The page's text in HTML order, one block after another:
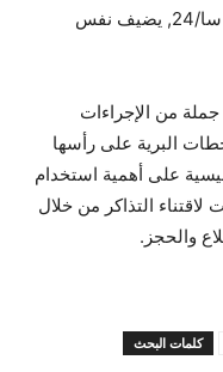
للصلاة عبر مختلف المحطات البرية 24 سا/24, يضيف نفس
من الإجراءات
البرية على رأسها
على أهمية استخدام
لاقتناء التذاكر من خلال
والحجز.
كلمات البحث